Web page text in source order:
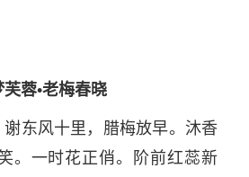
芙蓉•老梅春晓
东风十里，腊梅放早。沐香
。一时花正俏。阶前红蕊新